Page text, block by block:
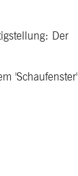
Der
'Schaufenster'